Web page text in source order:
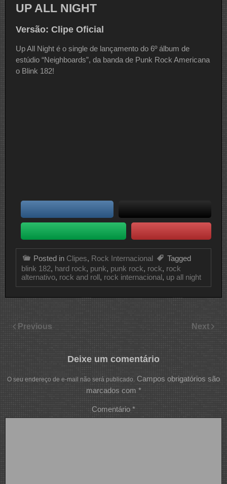
UP ALL NIGHT
Versão: Clipe Oficial
Up All Night é o single de lançamento do 6º álbum de
estúdio “Neighboards”, da banda de Punk Rock Americana
o Blink 182!
Posted in Clipes, Rock Internacional
Tagged
blink 182, hard rock, punk, punk rock, rock, rock
alternativo, rock and roll, rock internacional, up all night
Previous Next
Deixe um comentário
O seu endereço de e-mail não será publicado. Campos obrigatórios são
marcados com *
Comentário *